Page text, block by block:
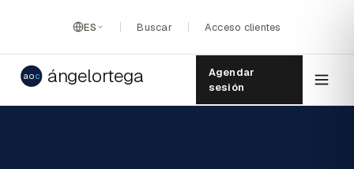
ES Buscar Acceso clientes
aoc ángelortega
Agendar
sesión